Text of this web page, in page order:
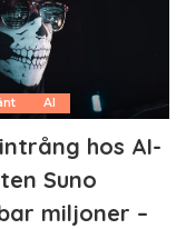
AI
hos AI-
Suno
miljoner –